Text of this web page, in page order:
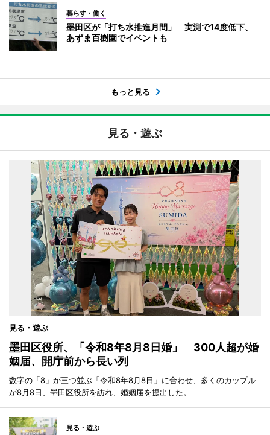
暮らす・働く
墨田区が「打ち水推進月間」 実測で14度低下、
あずま百樹園でイベントも
もっと見る
見る・遊ぶ
見る・遊ぶ
墨田区役所、「令和8年8月8日婚」 300人超が婚
姻届、開庁前から長い列
数字の「8」が三つ並ぶ「令和8年8月8日」に合わせ、多くのカップル
が8月8日、墨田区役所を訪れ、婚姻届を提出した。
見る・遊ぶ